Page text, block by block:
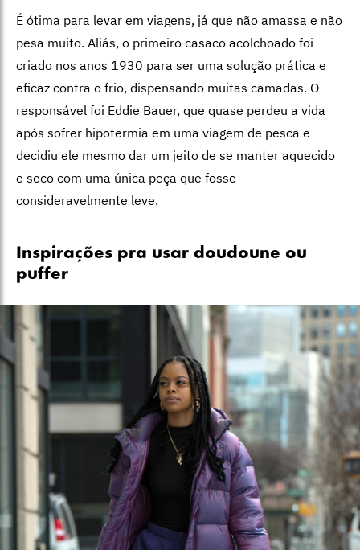
É ótima para levar em viagens, já que não amassa e não
pesa muito. Aliás, o primeiro casaco acolchoado foi
criado nos anos 1930 para ser uma solução prática e
eficaz contra o frio, dispensando muitas camadas. O
responsável foi Eddie Bauer, que quase perdeu a vida
após sofrer hipotermia em uma viagem de pesca e
decidiu ele mesmo dar um jeito de se manter aquecido
e seco com uma única peça que fosse
consideravelmente leve.
Inspirações pra usar doudoune ou
puffer